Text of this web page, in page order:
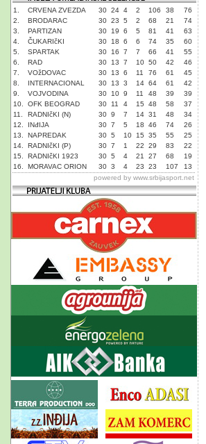
1. CRVENA ZVEZDA 30 24 4 2 106 38
76
2.
BRODARAC 30 23 5 2 68 21
74
3.
PARTIZAN 30 19 6 5 81 41
63
4.
ČUKARIčKI 30 18 6 6 74 35
60
5.
SPARTAK 30 16 7 7 66 41
55
6.
RAD 30 13 7 10 50 42
46
7.
VOžDOVAC 30 13 6 11 76 61
45
8.
INTERNACIONAL 30 13 3 14 64 61
42
9.
VOJVODINA 30 10 9 11 48 39
39
10.
OFK BEOGRAD 30 11 4 15 48 58
37
11.
RADNIčKI (N) 30 9 7 14 31 48
34
12.
INđIJA 30 7 5 18 46 74
26
13.
NAPREDAK 30 5 10 15 35 55
25
14.
RADNIčKI (P) 30 7 1 22 29 83
22
15.
RADNIčKI 1923 30 5 4 21 27 68
19
16.
MORAVAC ORION 30 3 4 23 23 107
13
powered by www.srbijasport.net